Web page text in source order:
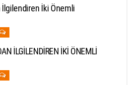
İki Önemli
İLGİLENDİREN İKİ ÖNEMLİ